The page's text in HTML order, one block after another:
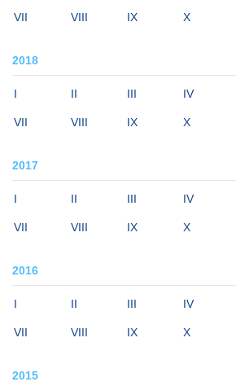
VII VIII IX X
2018
I II III IV
VII VIII IX X
2017
I II III IV
VII VIII IX X
2016
I II III IV
VII VIII IX X
2015